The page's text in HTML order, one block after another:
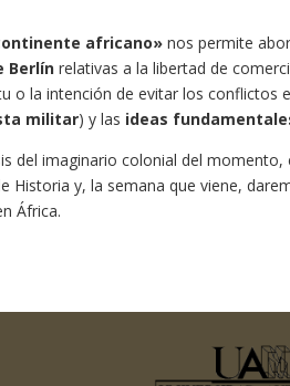
africano» nos permite
Berlín relativas a la libertad de
o la intención de evitar los
militar) y las ideas
del imaginario colonial del momento,
y, la semana que viene,
África.